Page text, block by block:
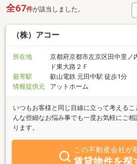
全67件が該当しました。
（株）アコー
所在地
京都府京都市左京区田中里ノ
ド東大路２Ｆ
最寄駅
叡山電鉄 元田中駅 徒歩1分
情報提供元
アットホーム
いつもお客様と同じ目線に立って考える
んな些細なお悩み事でも一度お気軽にご
ります。
この不動産会社が
賃貸物件を探